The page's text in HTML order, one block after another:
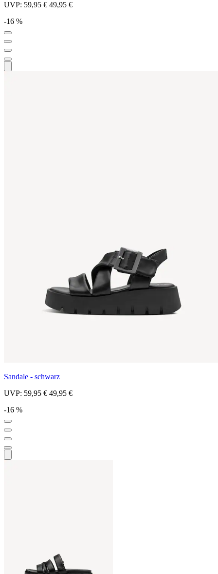
UVP: 59,95 € 49,95 €
-16 %
Sandale - schwarz
UVP: 59,95 € 49,95 €
-16 %